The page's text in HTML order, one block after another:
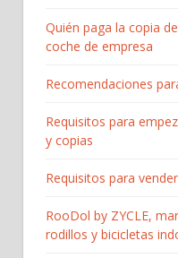
Quién paga la copia
coche de empresa
Recomendaciones
Requisitos para
y copias
Requisitos para
RooDol by ZYCLE,
rodillos y bicicletas